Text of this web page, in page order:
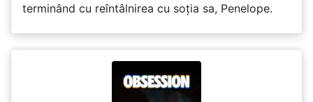
terminând cu reîntâlnirea cu soția sa, Penelope.